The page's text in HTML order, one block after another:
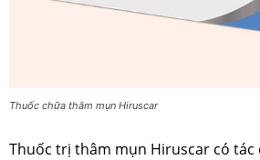
Thuốc chữa thâm mụn Hiruscar
Thuốc trị thâm mụn Hiruscar có tác